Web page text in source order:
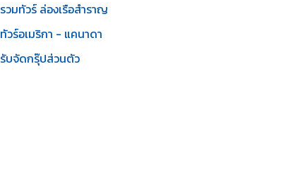
รวมทัวร์ ล่องเรือสำราญ
ทัวร์อเมริกา - แคนาดา
รับจัดกรุ๊ปส่วนตัว